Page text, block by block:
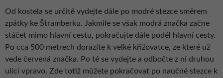
Od kostela se určitě vydejte dále po modré stezce směrem
zpátky ke Štramberku. Jakmile se však modrá značka začne
stáčet mimo hlavní cestu, pokračujte dále podél hlavní cesty.
Po cca 500 metrech dorazíte k velké křižovatce, ze které už
vede červená značka. Po té se vydejte a odbočte z ní druhou
ulicí vpravo. Zde totiž můžete pokračovat po naučné stezce k